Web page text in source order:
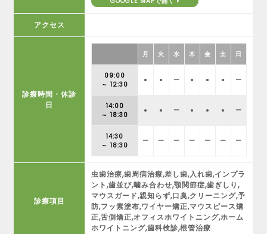
アクセス
診療時間・休診
日
月 火 水 木 金 土 日
09:00
～ 12:30
● ● ー ● ● ● ー
14:00
～ 18:30
● ● ー ● ● ● ー
14:30
～ 18:30
ー ー ー ー ー ー ー
診療項目
虫歯治療,歯周病治療,差し歯,入れ歯,インプラ
ント,歯並び,噛み合わせ,顎関節症,歯ぎしり,
マウスガード,親知らず,口臭,クリーニング,予
防,フッ素塗布,ワイヤー矯正,マウスピース矯
正,舌側矯正,オフィスホワイトニング,ホーム
ホワイトニング,歯科検診,根管治療